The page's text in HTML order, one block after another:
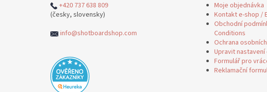
+420 737 638 809
(česky, slovensky)
info@shotboardshop.com
Moje objednávka
Kontakt e-shop /
Obchodní
Conditions
Ochrana
Upravit
Formulář pro
Reklamační